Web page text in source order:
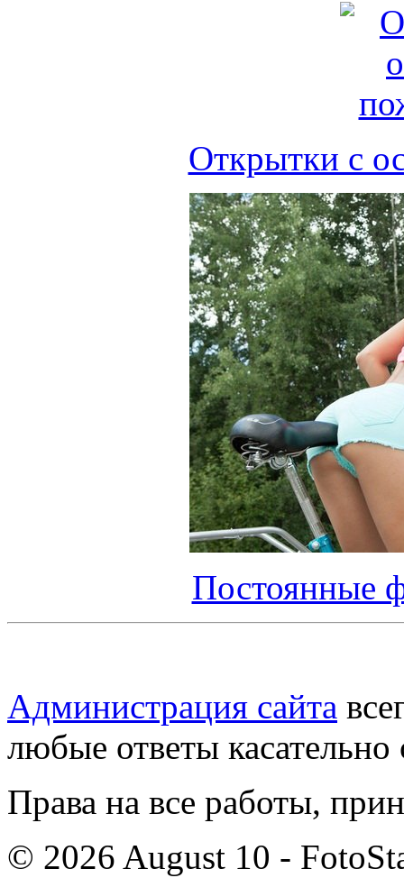
Открытки с
Постоянные
Администрация сайта
любые ответы касательно
Права на все работы,
© 2026 August 10 -